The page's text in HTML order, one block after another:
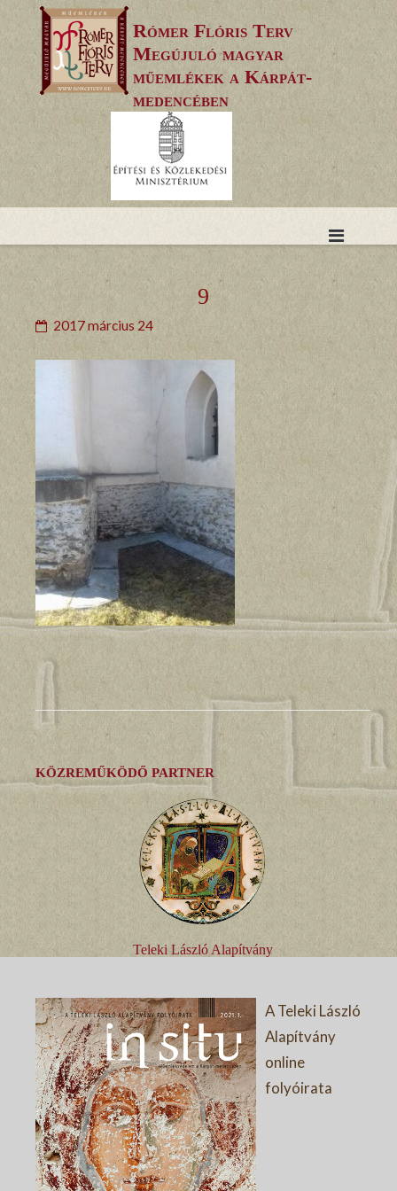
to
content
Rómer Flóris Terv
Megújuló magyar
műemlékek a Kárpát-
medencében
9
2017 március 24
KÖZREMŰKÖDŐ PARTNER
Teleki László Alapítvány
A Teleki László
Alapítvány
online
folyóirata